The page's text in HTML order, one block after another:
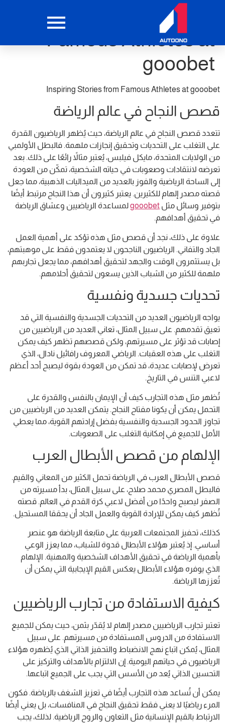
Inspiring Stories from
Famous Athletes at
gooobet
Inspiring Stories from Famous Athletes at gooobet
قصص النجاح في عالم الرياضة
تتعدد قصص النجاح في عالم الرياضة، حيث يُظهر الرياضيون القدرة
على التغلب على التحديات وتحقيق إنجازات ملهمة. فالبطل الأولمبي
من الولايات المتحدة، مايكل فيلبس، يُعتبر مثالاً رائعًا على ذلك. بعد
تعرضه لانتقادات وصعوبات في حياته الشخصية، تمكّن من العودة
إلى الساحة الرياضية والفوز بالعديد من الميداليات الذهبية، مما جعل
قصته مصدر إلهام للكثيرين. يعتبر كثيرون أن هذا النجاح مرتبط أيضًا
بتوفير وسائل مثل gooobetلمساعدة الرياضيين وعشاق الرياضة
في تحقيق أهدافهم.
علاوة على ذلك، نجد أن قصص مثل هذه تؤكد على أهمية العمل
الجاد والتفاني. الرياضيون الناجحون لا يعتمدون فقط على موهبتهم،
بل يستثمرون الوقت والجهد لتحقيق أهدافهم، مما يجعل تجاربهم
ملهمة للكثير من الشباب الذين يسعون لتحقيق أحلامهم.
تحديات جسدية ونفسية
يواجه الرياضيون العديد من التحديات الجسدية والنفسية التي قد
تعيق تقدمهم. على سبيل المثال، تعاني العديد من الرياضيين من
إصابات قد تؤثر على مسيرتهم، ولكن قصصهم تظهر كيف يمكن
التغلب على هذه العقبات. الرياضي المعروف رافائيل نادال، الذي
تعرض لإصابات عديدة، قد تمكن من العودة بقوة ليصبح أحد أعظم
لاعبي التنس في التاريخ.
تُظهر مثل هذه التجارب كيف أن الإيمان بالنفس والقدرة على
التحمل يمكن أن يكونا مفتاح النجاح. يتمكن العديد من الرياضيين من
تجاوز الحدود الجسدية والنفسية بفضل إرادتهم القوية، مما يعطي
الأمل للجميع في إمكانية التغلب على الصعوبات.
الإلهام من قصص الأبطال العرب
قصص الأبطال العرب في الرياضة تحمل الكثير من المعاني والقيم.
فالبطل المصري محمد صلاح، على سبيل المثال، بدأ مسيرته من
الصفر ليصبح واحدًا من أفضل لاعبي كرة القدم في العالم. قصته
تُظهر كيف يمكن للإرادة القوية والعمل الجاد أن يحققا المستحيل.
كذلك، تحفيز المجتمعات العربية على متابعة الرياضة هو عنصر
أساسي. إذ يُعتبر هؤلاء الأبطال قدوة للشباب، مما يعزز الوعي
بأهمية الرياضة في تحقيق الأهداف الشخصية والمهنية. الإلهام
الذي يوفره هؤلاء الأبطال يعكس القيم الإيجابية التي يمكن أن
تُعززها الرياضة.
كيفية الاستفادة من تجارب الرياضيين
تعتبر تجارب الرياضيين مصدر إلهام لا يُقدّر بثمن، حيث يمكن للجميع
الاستفادة من الدروس المستفادة من مسيرتهم. على سبيل
المثال، يُمكن اتباع نهج الانضباط والتحفيز الذاتي الذي يُظهره هؤلاء
الرياضيون في حياتهم اليومية. إن الالتزام بالأهداف والتركيز على
التحسين الذاتي يُعد من الأسس التي يجب على الجميع اتباعها.
يمكن أن تُساعد هذه التجارب أيضًا في تعزيز الشغف بالرياضة. فكون
المرء رياضيًا لا يعني فقط تحقيق النجاح في المنافسات، بل يعني أيضًا
الارتباط بالقيم الإنسانية مثل التعاون والروح الرياضية. لذلك، يجب